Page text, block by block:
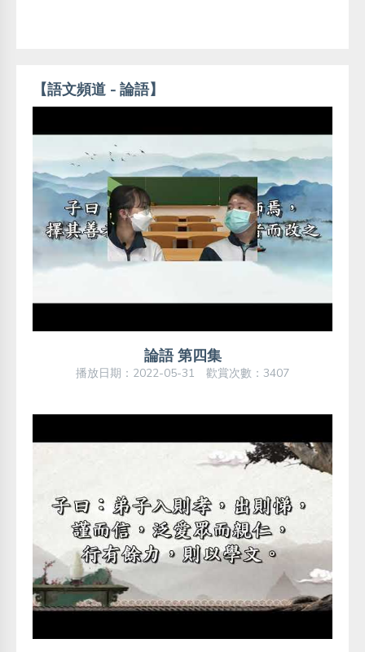
【語文頻道 - 論語】
論語 第四集
播放日期：2022-05-31 歡賞次數：3407